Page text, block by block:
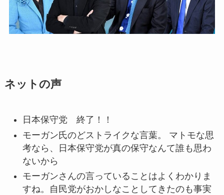
ネットの声
日本保守党 終了！！
モーガン氏のどストライクな言葉。 マトモな思
考なら、日本保守党が真の保守なんて誰も思わ
ないから
モーガンさんの言っていることはよくわかりま
すね。自民党がおかしなことしてきたのも事実